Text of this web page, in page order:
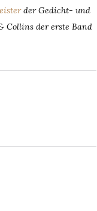
der Gedicht- und
Collins der erste Band